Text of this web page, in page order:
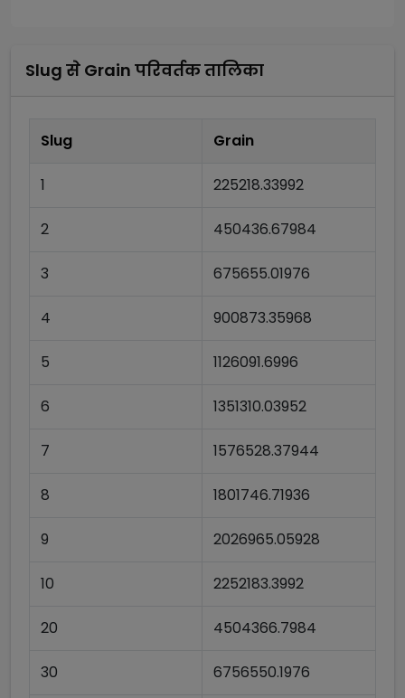
Slug से Grain परिवर्तक तालिका
Slug Grain
1 225218.33992
2 450436.67984
3 675655.01976
4 900873.35968
5 1126091.6996
6 1351310.03952
7 1576528.37944
8 1801746.71936
9 2026965.05928
10 2252183.3992
20 4504366.7984
30 6756550.1976